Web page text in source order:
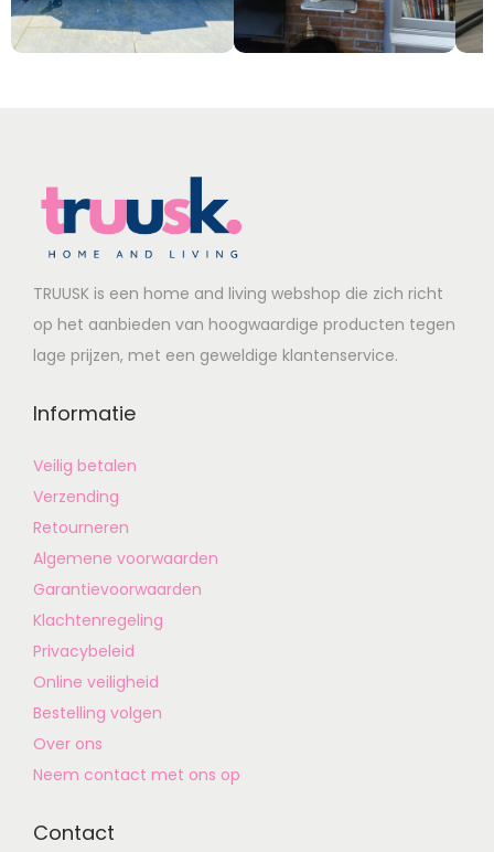
TRUUSK is een home and living webshop die zich richt
op het aanbieden van hoogwaardige producten tegen
lage prijzen, met een geweldige klantenservice.
Informatie
Veilig betalen
Verzending
Retourneren
Algemene voorwaarden
Garantievoorwaarden
Klachtenregeling
Privacybeleid
Online veiligheid
Bestelling volgen
Over ons
Neem contact met ons op
Contact